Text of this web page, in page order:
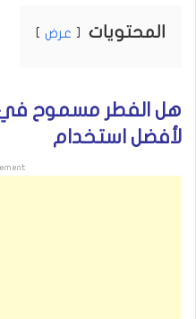
المحتويات عرض
هل الفطر مسموح في
لأفضل استخدام